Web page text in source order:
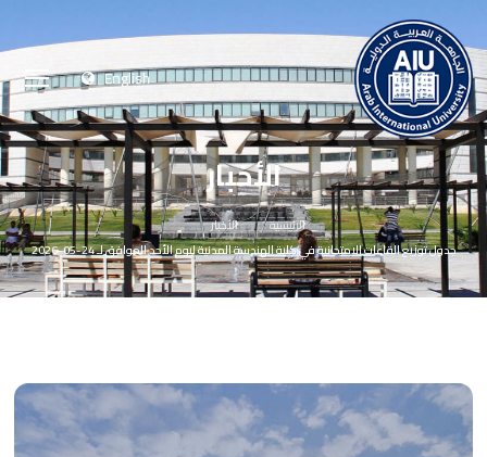
English
الأخبار
الرئيسية
الأخبار
جدول توزيع القاعات الامتحانية في كلية الهندسة المدنية ليوم الأحد الموافق لـ 24-05-2026